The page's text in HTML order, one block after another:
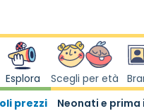
Esplora
prezzi
Neonati e prima
Scegli per età